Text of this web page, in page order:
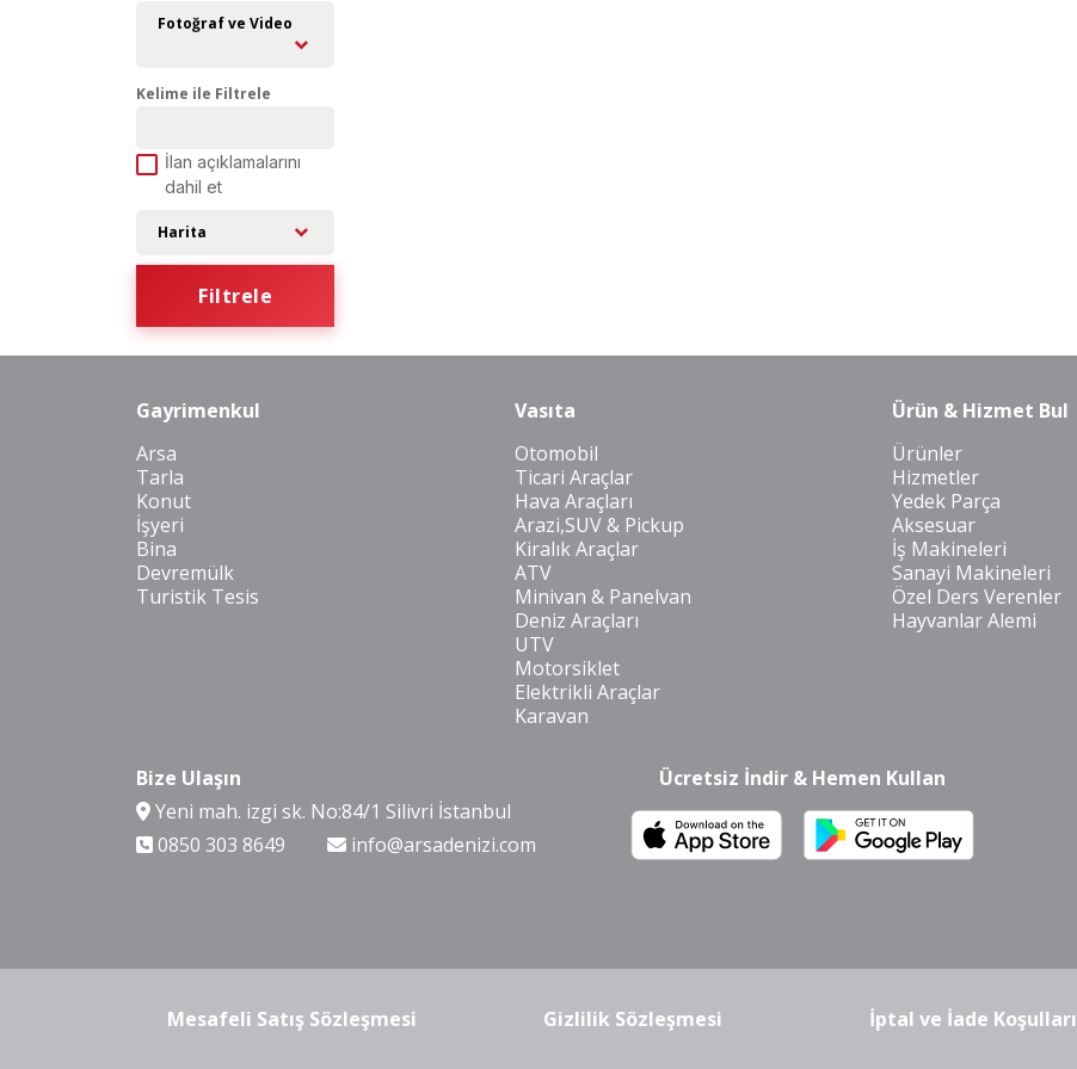
Fotoğraf ve Video
Kelime ile Filtrele
İlan açıklamalarını
dahil et
Harita
Filtrele
Gayrimenkul
Arsa
Tarla
Konut
İşyeri
Bina
Devremülk
Turistik Tesis
Vasıta
Otomobil
Ticari Araçlar
Hava Araçları
Arazi,SUV & Pickup
Kiralık Araçlar
ATV
Minivan & Panelvan
Deniz Araçları
UTV
Motorsiklet
Elektrikli Araçlar
Karavan
Ürün & Hizmet Bul
Ürünler
Hizmetler
Yedek Parça
Aksesuar
İş Makineleri
Sanayi Makineleri
Özel Ders Verenler
Hayvanlar Alemi
Bize Ulaşın
Yeni mah. izgi sk. No:84/1 Silivri İstanbul
0850 303 8649
info@arsadenizi.com
Ücretsiz İndir & Hemen Kullan
Mesafeli Satış Sözleşmesi Gizlilik Sözleşmesi İptal ve İade Koşulları